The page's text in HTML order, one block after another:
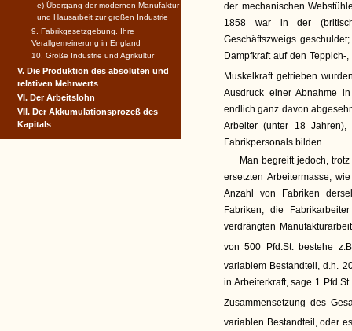
der mechanischen
1858 war in der
Geschäftszweigs
Dampfkraft auf den
Muskelkraft getrieben
Ausdruck einer Abnahme
endlich ganz davon
Arbeiter (unter 18
Fabrikpersonals bilden.
Man begreift jedoch,
ersetzten Arbeitermasse,
Anzahl von Fabriken
Fabriken, die
verdrängten
von 500 Pfd.St. bestehe
variablem Bestandteil, d.h.
in Arbeiterkraft, sage 1
Zusammensetzung des
variablen Bestandteil, oder
e) Übergang der modernen Manufaktur
und Hausarbeit zur großen Industrie
9. Fabrikgesetzgebung. Ihre
Verallgemeinerung in England
10. Große Industrie und Agrikultur
V. Die Produktion des absoluten und
relativen Mehrwerts
VI. Der Arbeitslohn
VII. Der Akkumulationsprozeß des
Kapitals